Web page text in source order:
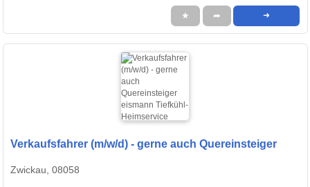
★ ➦ ➜
Verkaufsfahrer (m/w/d) - gerne auch Quereinsteiger
Zwickau, 08058